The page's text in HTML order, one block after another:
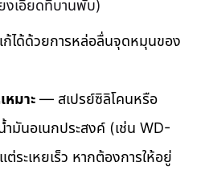
งเอี๊ยดที่บานพับ)
หมาะ — สเปรย์ซิลิโคนหรือ
ำมันอเนกประสงค์ (เช่น WD-
ระเหยเร็ว หากต้องการให้อยู่